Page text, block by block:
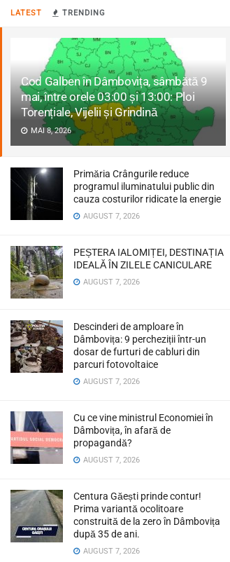
LATEST TRENDING
Cod Galben în Dâmbovița, sâmbătă 9
mai, între orele 03:00 și 13:00: Ploi
Torențiale, Vijelii și Grindină
MAI 8, 2026
Primăria Crângurile reduce
programul iluminatului public din
cauza costurilor ridicate la energie
AUGUST 7, 2026
PEȘTERA IALOMIȚEI, DESTINAȚIA
IDEALĂ ÎN ZILELE CANICULARE
AUGUST 7, 2026
Descinderi de amploare în
Dâmbovița: 9 percheziții într-un
dosar de furturi de cabluri din
parcuri fotovoltaice
AUGUST 7, 2026
Cu ce vine ministrul Economiei în
Dâmbovița, în afară de
propagandă?
AUGUST 7, 2026
Centura Găești prinde contur!
Prima variantă ocolitoare
construită de la zero în Dâmbovița
după 35 de ani.
AUGUST 7, 2026